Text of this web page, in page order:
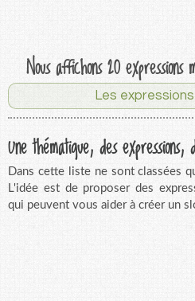
Nous affichons 20
Les
Une thématique, des expressions,
Dans cette liste ne sont classées
L'idée est de proposer des
qui peuvent vous aider à créer un